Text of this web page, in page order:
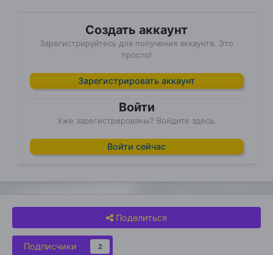
Создать аккаунт
Зарегистрируйтесь для получения аккаунта. Это
просто!
Зарегистрировать аккаунт
Войти
Уже зарегистрированы? Войдите здесь.
Войти сейчас
Поделиться
Подписчики 2